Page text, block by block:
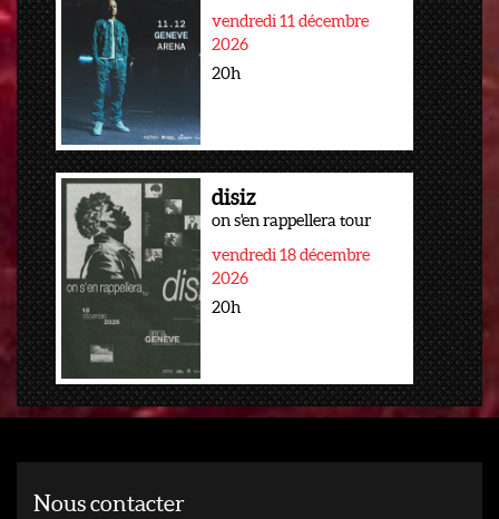
vendredi 11 décembre
2026
20h
disiz
on s'en rappellera tour
vendredi 18 décembre
2026
20h
Nous contacter